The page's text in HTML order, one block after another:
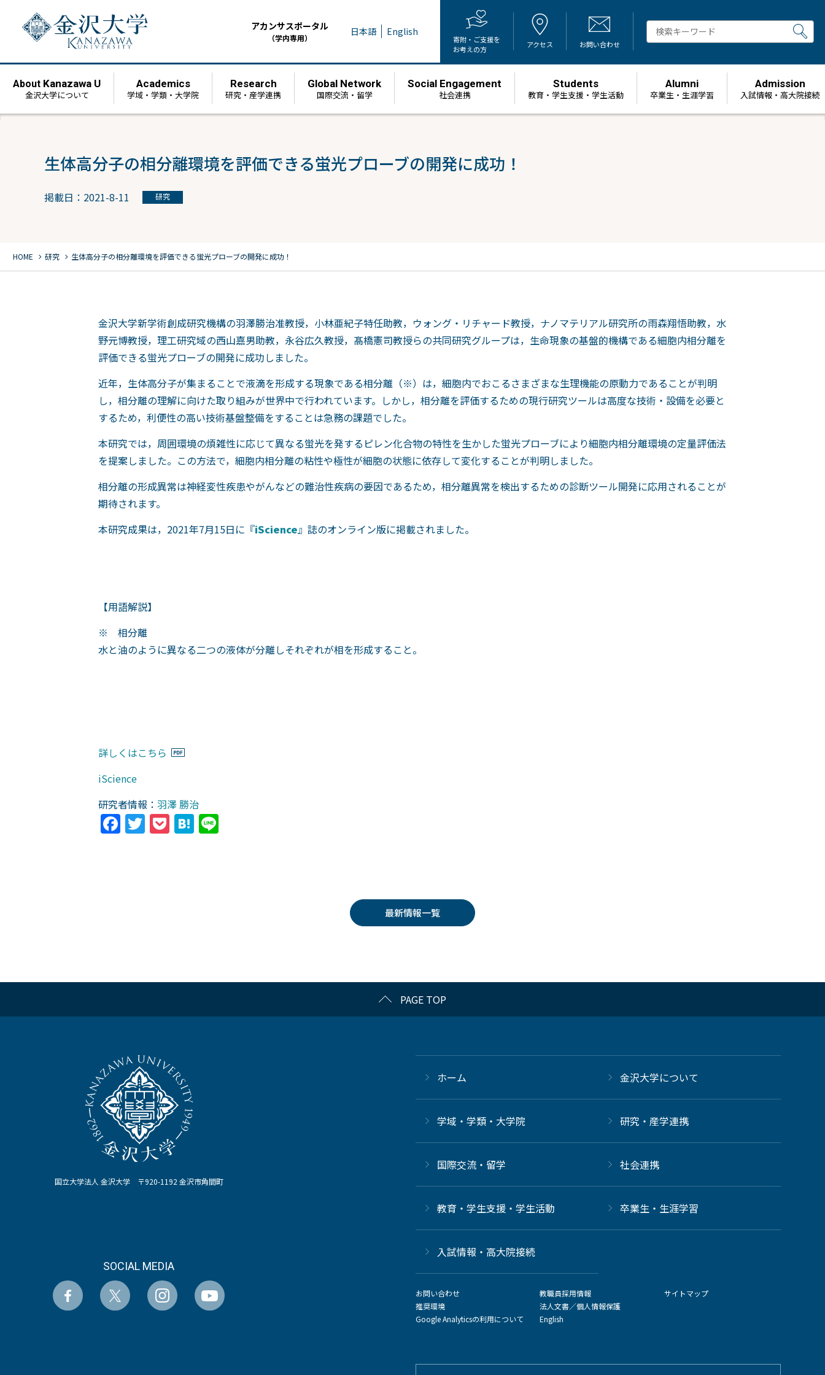
アカンサスポータル
（学内専用） 日本語 English
寄附・ご支援を
お考えの方
アクセス お問い合わせ
About Kanazawa U
金沢大学について
Academics
学域・学類・大学院
Research
研究・産学連携
Global Network
国際交流・留学
Social Engagement
社会連携
Students
教育・学生支援・学生活動
Alumni
卒業生・生涯学習
Admission
⼊試情報・高大院接続
生体高分子の相分離環境を評価できる蛍光プローブの開発に成功！
掲載日：2021-8-11 研究
HOME chevron_right 研究 chevron_right 生体高分子の相分離環境を評価できる蛍光プローブの開発に成功！
金沢大学新学術創成研究機構の羽澤勝治准教授，小林亜紀子特任助教，ウォング・リチャード教授，ナノマテリアル研究所の雨森翔悟助教，水
野元博教授，理工研究域の西山嘉男助教，永谷広久教授，髙橋憲司教授らの共同研究グループは，生命現象の基盤的機構である細胞内相分離を
評価できる蛍光プローブの開発に成功しました。
近年，生体高分子が集まることで液滴を形成する現象である相分離（※）は，細胞内でおこるさまざまな生理機能の原動力であることが判明
し，相分離の理解に向けた取り組みが世界中で行われています。しかし，相分離を評価するための現行研究ツールは高度な技術・設備を必要と
するため，利便性の高い技術基盤整備をすることは急務の課題でした。
本研究では，周囲環境の煩雑性に応じて異なる蛍光を発するピレン化合物の特性を生かした蛍光プローブにより細胞内相分離環境の定量評価法
を提案しました。この方法で，細胞内相分離の粘性や極性が細胞の状態に依存して変化することが判明しました。
相分離の形成異常は神経変性疾患やがんなどの難治性疾病の要因であるため，相分離異常を検出するための診断ツール開発に応用されることが
期待されます。
本研究成果は，2021年7月15日に『iScience』誌のオンライン版に掲載されました。
【用語解説】
※ 相分離
水と油のように異なる二つの液体が分離しそれぞれが相を形成すること。
詳しくはこちら
iScience
研究者情報： 羽澤 勝治
Facebook
Twitter
PocketHatena
最新情報一覧
PAGE TOP
国立大学法人 金沢大学 〒920-1192 金沢市角間町
SOCIAL MEDIA
ホーム 金沢大学について
学域・学類・大学院 研究・産学連携
国際交流・留学 社会連携
教育・学生支援・学生活動 卒業生・生涯学習
⼊試情報・高大院接続
お問い合わせ
推奨環境
Google Analyticsの利用について
教職員採用情報
法人文書／個人情報保護
English
サイトマップ